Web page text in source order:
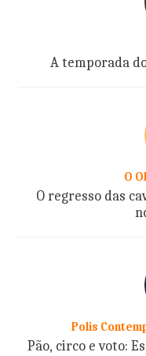
A temporada
O
O regresso das
Polis
Pão, circo e voto: